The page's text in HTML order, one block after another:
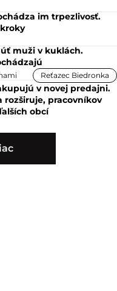
im trpezlivosť.
muži v kuklách.
Reťazec Biedronka
v novej predajni.
rozširuje, pracovníkov
obcí